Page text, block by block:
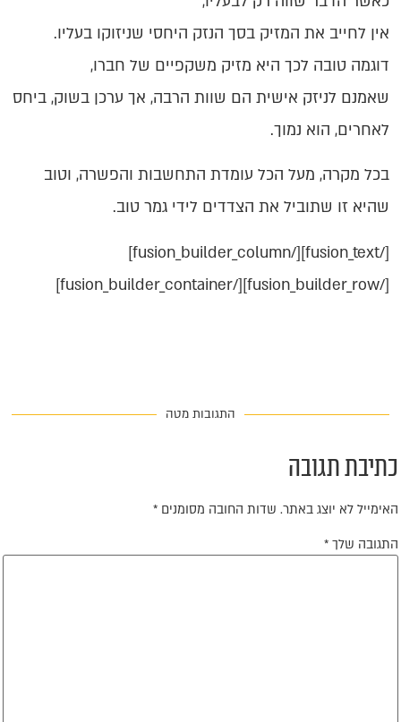
אין לחייב את המזיק בסך הנזק היחסי שניזוקו בעליו.
דוגמה טובה לכך היא מזיק משקפיים של חברו,
שאמנם לניזק אישית הם שוות הרבה, אך ערכן בשוק, ביחס
לאחרים, הוא נמוך.
בכל מקרה, מעל הכל עומדת התחשבות והפשרה, וטוב
שהיא זו שתוביל את הצדדים לידי גמר טוב.
[/fusion_text][/fusion_builder_column]
[/fusion_builder_row][/fusion_builder_container]
התגובות מטה
תגובה
לא יוצג באתר. שדות החובה מסומנים
שלך*